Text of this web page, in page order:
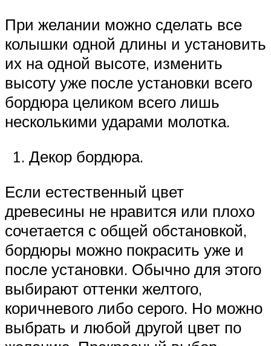
При желании можно сделать все
колышки одной длины и установить
их на одной высоте, изменить
высоту уже после установки всего
бордюра целиком всего лишь
несколькими ударами молотка.
Декор бордюра.
Если естественный цвет
древесины не нравится или плохо
сочетается с общей обстановкой,
бордюры можно покрасить уже и
после установки. Обычно для этого
выбирают оттенки желтого,
коричневого либо серого. Но можно
выбрать и любой другой цвет по